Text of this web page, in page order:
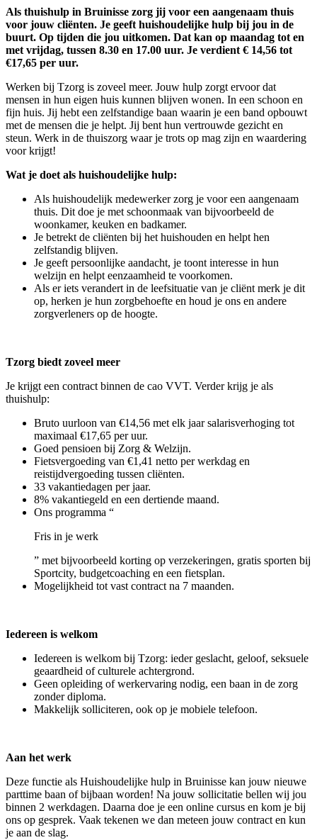
Als thuishulp in Bruinisse zorg jij voor een aangenaam thuis
voor jouw cliënten. Je geeft huishoudelijke hulp bij jou in de
buurt. Op tijden die jou uitkomen. Dat kan op maandag tot en
met vrijdag, tussen 8.30 en 17.00 uur. Je verdient € 14,56 tot
€17,65 per uur.
Werken bij Tzorg is zoveel meer. Jouw hulp zorgt ervoor dat
mensen in hun eigen huis kunnen blijven wonen. In een schoon en
fijn huis. Jij hebt een zelfstandige baan waarin je een band opbouwt
met de mensen die je helpt. Jij bent hun vertrouwde gezicht en
steun. Werk in de thuiszorg waar je trots op mag zijn en waardering
voor krijgt!
Wat je doet als huishoudelijke hulp:
Als huishoudelijk medewerker zorg je voor een aangenaam
thuis. Dit doe je met schoonmaak van bijvoorbeeld de
woonkamer, keuken en badkamer.
Je betrekt de cliënten bij het huishouden en helpt hen
zelfstandig blijven.
Je geeft persoonlijke aandacht, je toont interesse in hun
welzijn en helpt eenzaamheid te voorkomen.
Als er iets verandert in de leefsituatie van je cliënt merk je dit
op, herken je hun zorgbehoefte en houd je ons en andere
zorgverleners op de hoogte.
Tzorg biedt zoveel meer
Je krijgt een contract binnen de cao VVT. Verder krijg je als
thuishulp:
Bruto uurloon van €14,56 met elk jaar salarisverhoging tot
maximaal €17,65 per uur.
Goed pensioen bij Zorg & Welzijn.
Fietsvergoeding van €1,41 netto per werkdag en
reistijdvergoeding tussen cliënten.
33 vakantiedagen per jaar.
8% vakantiegeld en een dertiende maand.
Ons programma “
Fris in je werk
” met bijvoorbeeld korting op verzekeringen, gratis sporten bij
Sportcity, budgetcoaching en een fietsplan.
Mogelijkheid tot vast contract na 7 maanden.
Iedereen is welkom
Iedereen is welkom bij Tzorg: ieder geslacht, geloof, seksuele
geaardheid of culturele achtergrond.
Geen opleiding of werkervaring nodig, een baan in de zorg
zonder diploma.
Makkelijk solliciteren, ook op je mobiele telefoon.
Aan het werk
Deze functie als Huishoudelijke hulp in Bruinisse kan jouw nieuwe
parttime baan of bijbaan worden! Na jouw sollicitatie bellen wij jou
binnen 2 werkdagen. Daarna doe je een online cursus en kom je bij
ons op gesprek. Vaak tekenen we dan meteen jouw contract en kun
je aan de slag.